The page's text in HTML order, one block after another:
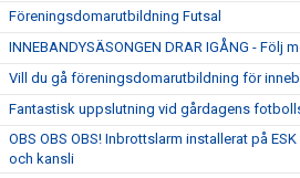
Föreningsdomarutbildning Futsal
INNEBANDYSÄSONGEN DRAR IGÅNG - Följ
Vill du gå föreningsdomarutbildning för
Fantastisk uppslutning vid gårdagens
OBS OBS OBS! Inbrottslarm installerat på
och kansli